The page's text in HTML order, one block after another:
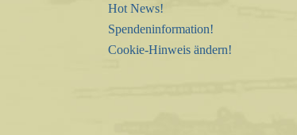
Hot News!
Spendeninformation!
Cookie-Hinweis ändern!